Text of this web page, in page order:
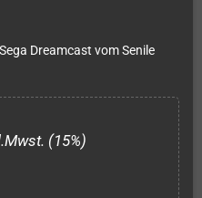
Dreamcast vom Senile
(15%)